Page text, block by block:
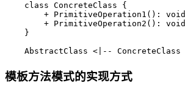
    class ConcreteClass {
        + PrimitiveOperation1(): void
        + PrimitiveOperation2(): void
    }
    AbstractClass <|-- ConcreteClass
模板方法模式的实现方式